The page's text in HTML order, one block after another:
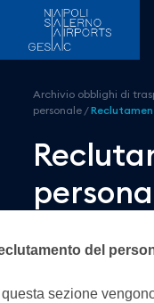
Archivio obblighi di
personale /
del
sezione